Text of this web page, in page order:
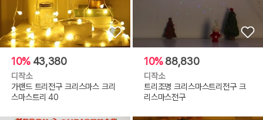
10% 43,380
디작소
가랜드 트리전구 크리스마스 크리
스마스트리 40
10%88,830
디작소
트리조명 크리스마스트리전구 크
리스마스전구